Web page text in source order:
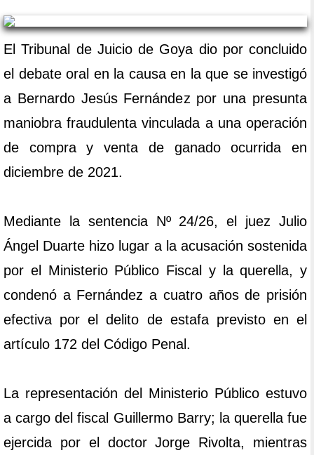
El Tribunal de Juicio de Goya dio por concluido
el debate oral en la causa en la que se investigó
a Bernardo Jesús Fernández por una presunta
maniobra fraudulenta vinculada a una operación
de compra y venta de ganado ocurrida en
diciembre de 2021.
Mediante la sentencia Nº 24/26, el juez Julio
Ángel Duarte hizo lugar a la acusación sostenida
por el Ministerio Público Fiscal y la querella, y
condenó a Fernández a cuatro años de prisión
efectiva por el delito de estafa previsto en el
artículo 172 del Código Penal.
La representación del Ministerio Público estuvo
a cargo del fiscal Guillermo Barry; la querella fue
ejercida por el doctor Jorge Rivolta, mientras